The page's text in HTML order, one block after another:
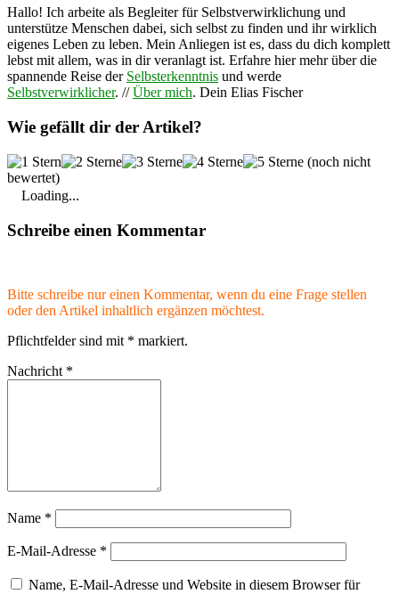
Hallo! Ich arbeite als Begleiter für Selbstverwirklichung und
unterstütze Menschen dabei, sich selbst zu finden und ihr wirklich
eigenes Leben zu leben. Mein Anliegen ist es, dass du dich komplett
lebst mit allem, was in dir veranlagt ist. Erfahre hier mehr über die
spannende Reise der Selbsterkenntnis und werde
Selbstverwirklicher. //Über mich. Dein Elias Fischer
Wie gefällt dir der Artikel?
(noch nicht
bewertet)
Loading...
Schreibe einen Kommentar
Bitte schreibe nur einen Kommentar, wenn du eine Frage stellen
oder den Artikel inhaltlich ergänzen möchtest.
Pflichtfelder sind mit * markiert.
Nachricht *
Name *
E-Mail-Adresse *
Name, E-Mail-Adresse und Website in diesem Browser für